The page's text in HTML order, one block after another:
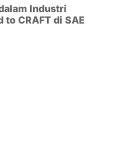
Industri
CRAFT di SAE